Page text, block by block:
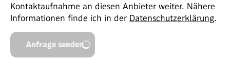
Kontaktaufnahme an diesen Anbieter weiter. Nähere
Informationen finde ich in der Datenschutzerklärung.
Anfrage senden